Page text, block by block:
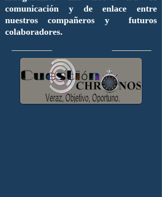
comunicación y de enlace entre
nuestros compañeros y futuros
colaboradores.